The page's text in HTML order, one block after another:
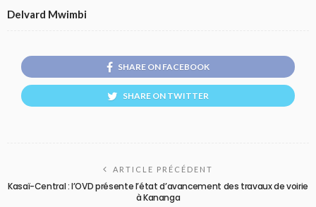
Delvard Mwimbi
SHARE ON FACEBOOK
SHARE ON TWITTER
ARTICLE PRÉCÉDENT
Kasaï-Central : l’OVD présente l’état d’avancement des travaux de voirie
à Kananga